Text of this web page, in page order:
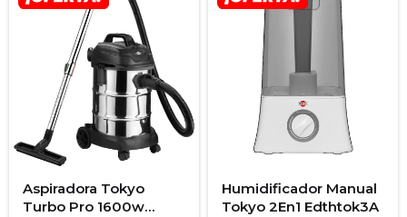
Aspiradora Tokyo
Turbo Pro 1600w
Humidificador Manual
Tokyo 2En1 Edthtok3A